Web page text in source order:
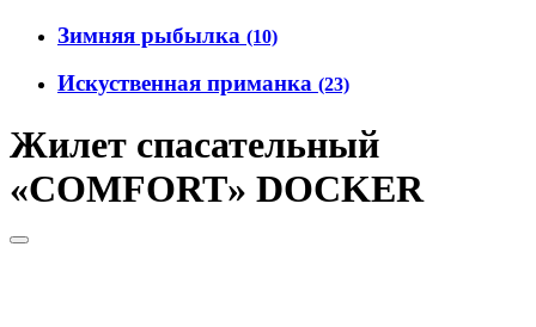
Зимняя рыбылка (10)
Искуственная приманка (23)
Жилет спасательный
«COMFORT» DOCKER